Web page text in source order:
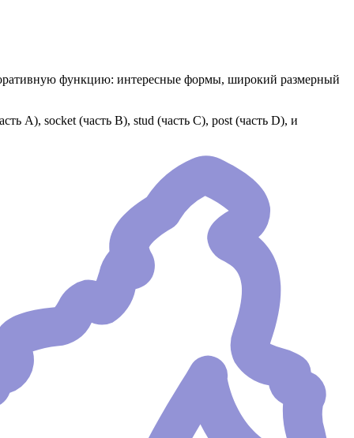
функцию: интересные формы, широкий размерный
А), socket (часть В), stud (часть С), post (часть D), и